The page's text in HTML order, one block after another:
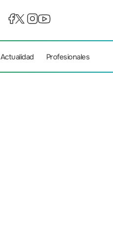
Actualidad Profesionales